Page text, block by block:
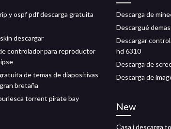
y ospf pdf descarga gratuita
descargar
controlador para reproductor
de temas de diapositivas
bretaña
torrent pirate bay
Descarga de
Descargué
Descargar
hd 6310
Descarga de
Descarga de
New
Casa i descarga